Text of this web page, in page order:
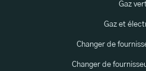
Gaz
Gaz et
Changer de
Changer de